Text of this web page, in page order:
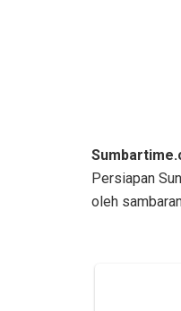
Persiapan
oleh